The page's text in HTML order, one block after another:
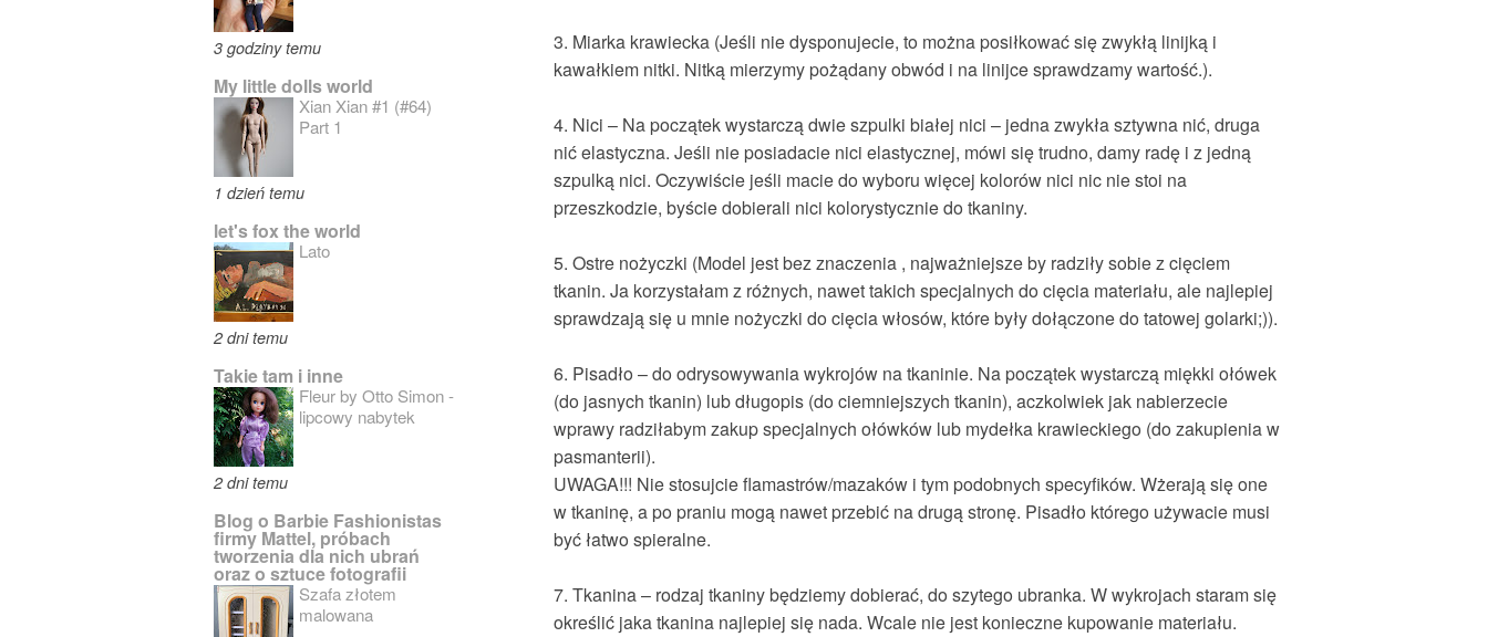
3. Miarka krawiecka (Jeśli nie dysponujecie, to można posiłkować się zwykłą linijką i
kawałkiem nitki. Nitką mierzymy pożądany obwód i na linijce sprawdzamy wartość.).
4. Nici– Na początek wystarczą dwie szpulki białej nici – jedna zwykła sztywna nić, druga
nić elastyczna. Jeśli nie posiadacie nici elastycznej, mówi się trudno, damy radę i z jedną
szpulką nici. Oczywiście jeśli macie do wyboru więcej kolorów nici nic nie stoi na
przeszkodzie, byście dobierali nici kolorystycznie do tkaniny.
5. Ostre nożyczki (Model jest bez znaczenia , najważniejsze by radziły sobie z cięciem
tkanin. Ja korzystałam z różnych, nawet takich specjalnych do cięcia materiału, ale najlepiej
sprawdzają się u mnie nożyczki do cięcia włosów, które były dołączone do tatowej golarki;)).
6. Pisadło – do odrysowywania wykrojów na tkaninie. Na początek wystarczą miękki ołówek
(do jasnych tkanin) lub długopis (do ciemniejszych tkanin), aczkolwiek jak nabierzecie
wprawy radziłabym zakup specjalnych ołówków lub mydełka krawieckiego (do zakupienia w
pasmanterii).
UWAGA!!! Nie stosujcie flamastrów/mazaków i tym podobnych specyfików. Wżerają się one
w tkaninę, a po praniu mogą nawet przebić na drugą stronę. Pisadło którego używacie musi
być łatwo spieralne.
7. Tkanina– rodzaj tkaniny będziemy dobierać, do szytego ubranka. W wykrojach staram się
określić jaka tkanina najlepiej się nada. Wcale nie jest konieczne kupowanie materiału.
3 godziny temu
My little dolls world
Xian Xian #1 (#64)
Part 1
1 dzień temu
let's fox the world
Lato
2 dni temu
Takie tam i inne
Fleur by Otto Simon -
lipcowy nabytek
2 dni temu
Blog o Barbie Fashionistas
firmy Mattel, próbach
tworzenia dla nich ubrań
oraz o sztuce fotografii
Szafa złotem
malowana